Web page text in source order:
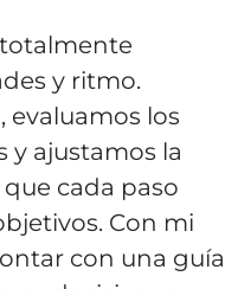
totalmente
y ritmo.
evaluamos los
y ajustamos la
cada paso
Con mi
con una guía